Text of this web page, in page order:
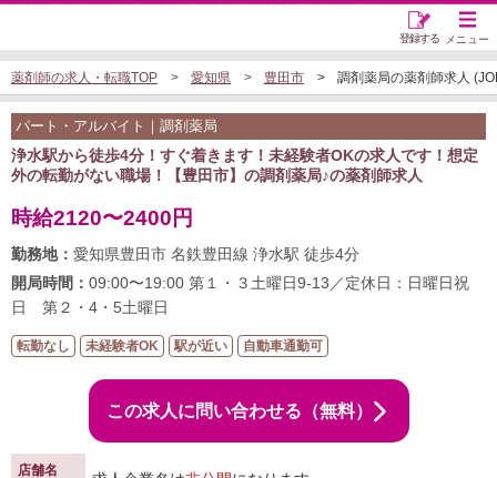
メニュー
登録する
薬剤師の求人・転職TOP 愛知県 豊田市 調剤薬局の薬剤師求人
パート・アルバイト｜調剤薬局
浄水駅から徒歩4分！すぐ着きます！未経験者OKの求人です！想定
外の転勤がない職場！【豊田市】の調剤薬局♪の薬剤師求人
時給2120〜2400円
勤務地： 愛知県豊田市 名鉄豊田線 浄水駅 徒歩4分
開局時間： 09:00〜19:00 第１・３土曜日9-13／定休日：日曜日祝
日 第２・4・5土曜日
転勤なし 未経験者OK 駅が近い 自動車通勤可
この求人に問い合わせる（無料）
店舗名